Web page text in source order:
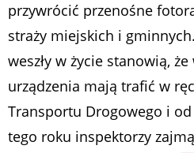
przywrócić przenośne
straży miejskich i
weszły w życie stanowią,
urządzenia mają trafić w
Transportu Drogowego i
tego roku inspektorzy